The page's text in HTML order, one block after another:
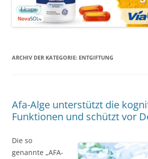
ARCHIV DER KATEGORIE: ENTGIFTUNG
Afa-Alge unterstützt die
Funktionen und schützt vor
Die so
genannte „AFA-